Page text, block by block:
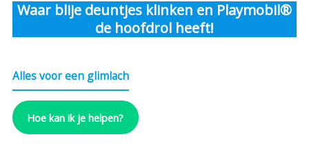
Waar blije deuntjes klinken en Playmobil®
de hoofdrol heeft!
Alles voor een glimlach
Hoe kan ik je helpen?